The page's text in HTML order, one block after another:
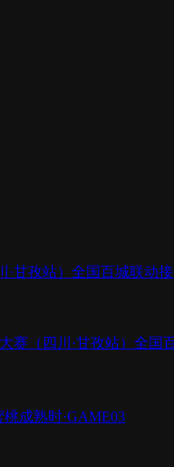
·甘孜站）全国百城联动
赛（四川·甘孜站）全
成熟时·GAME03